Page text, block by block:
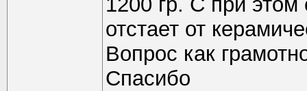
отстает от
Вопрос как
Спасибо